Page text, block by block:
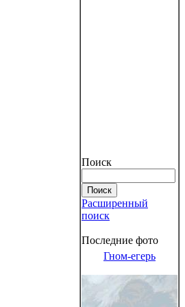
Поиск
Расширенный
поиск
Последние фото
Гном-егерь